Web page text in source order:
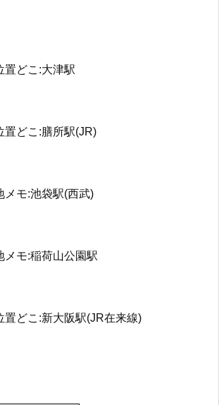
置どこ:大津駅
置どこ:膳所駅(JR)
メモ:池袋駅(西武)
メモ:稲荷山公園駅
置どこ:新大阪駅(JR在来線)